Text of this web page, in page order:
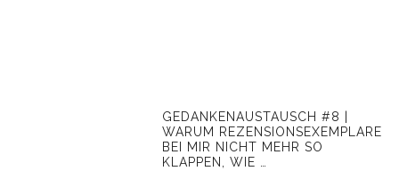
GEDANKENAUSTAUSCH #8 |
WARUM REZENSIONSEXEMPLARE
BEI MIR NICHT MEHR SO
KLAPPEN, WIE …